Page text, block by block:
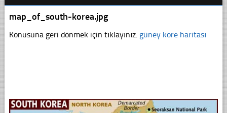
map_of_south-korea.jpg
Konusuna geri dönmek için tıklayınız. güney kore haritası